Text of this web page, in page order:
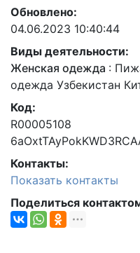
Обновлено:
04.06.2023 10:40:44
Виды деятельности:
Женская одежда :
одежда Узбекистан
Код:
R00005108
Контакты:
Показать контакты
Поделиться